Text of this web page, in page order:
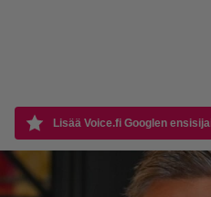
Lisää Voice.fi Googlen